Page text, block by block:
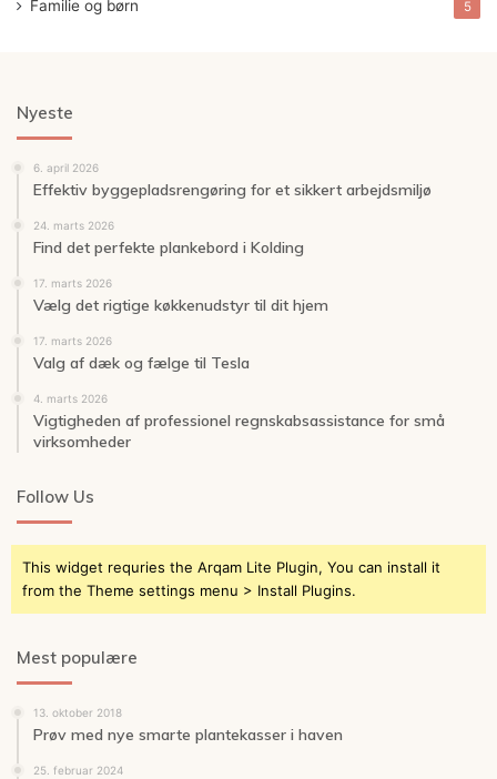
Familie og børn 5
Nyeste
6. april 2026
Effektiv byggepladsrengøring for et sikkert arbejdsmiljø
24. marts 2026
Find det perfekte plankebord i Kolding
17. marts 2026
Vælg det rigtige køkkenudstyr til dit hjem
17. marts 2026
Valg af dæk og fælge til Tesla
4. marts 2026
Vigtigheden af professionel regnskabsassistance for små
virksomheder
Follow Us
This widget requries the Arqam Lite Plugin, You can install it
from the Theme settings menu > Install Plugins.
Mest populære
13. oktober 2018
Prøv med nye smarte plantekasser i haven
25. februar 2024